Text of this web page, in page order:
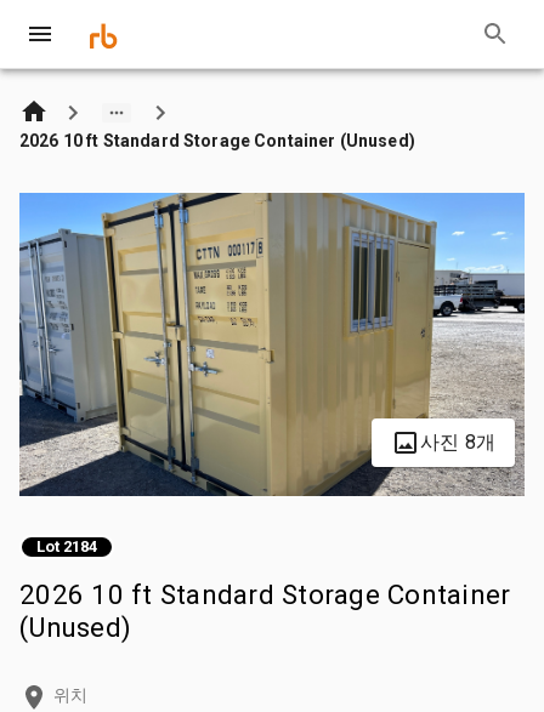
2026 10 ft Standard Storage Container (Unused)
사진 8개
Lot 2184
2026 10 ft Standard Storage Container
(Unused)
위치